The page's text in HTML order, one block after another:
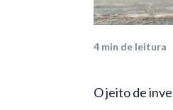
4 min de leitura
O jeito de